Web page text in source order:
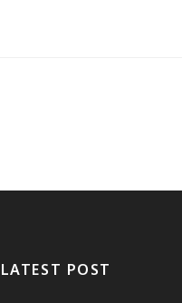
LATEST POST